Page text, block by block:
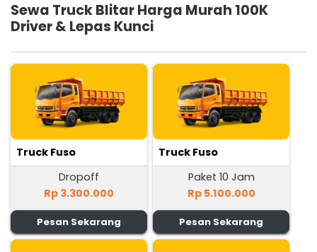
Sewa Truck Blitar Harga Murah 100K
Driver & Lepas Kunci
Truck Fuso
Dropoff
Rp 3.300.000
Pesan Sekarang
Truck Fuso
Paket 10 Jam
Rp 5.100.000
Pesan Sekarang